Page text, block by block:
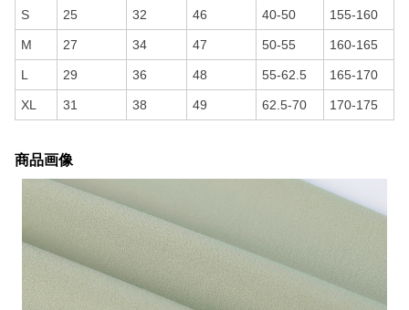
S 25 32 46 40-50 155-160
M 27 34 47 50-55 160-165
L 29 36 48 55-62.5 165-170
XL 31 38 49 62.5-70 170-175
商品画像